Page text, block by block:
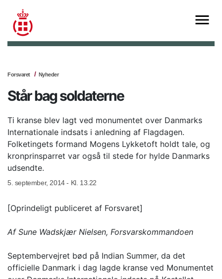
Forsvaret Nyheder
Står bag soldaterne
Ti kranse blev lagt ved monumentet over Danmarks
Internationale indsats i anledning af Flagdagen.
Folketingets formand Mogens Lykketoft holdt tale, og
kronprinsparret var også til stede for hylde Danmarks
udsendte.
5. september, 2014 - Kl. 13.22
[Oprindeligt publiceret af Forsvaret]
Af Sune Wadskjær Nielsen, Forsvarskommandoen
Septembervejret bød på Indian Summer, da det
officielle Danmark i dag lagde kranse ved Monumentet